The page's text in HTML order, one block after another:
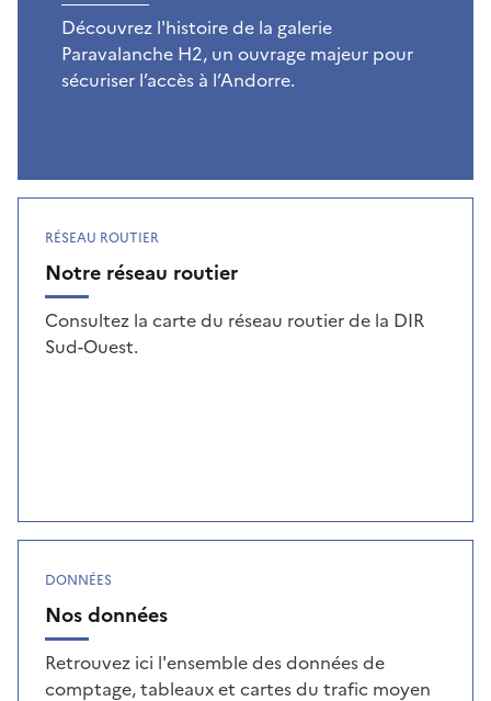
Découvrez l'histoire de la galerie
Paravalanche H2, un ouvrage majeur pour
sécuriser l’accès à l’Andorre.
Notre réseau routier
RÉSEAU ROUTIER
Consultez la carte du réseau routier de la DIR
Sud-Ouest.
Nos données
DONNÉES
Retrouvez ici l'ensemble des données de
comptage, tableaux et cartes du trafic moyen